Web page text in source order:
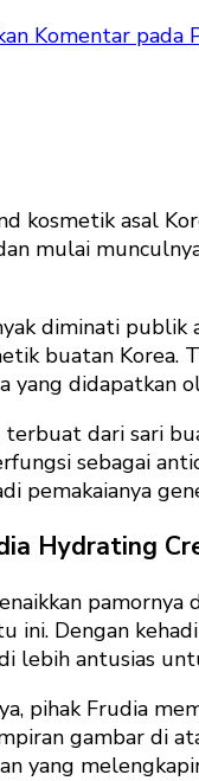
Komentar pada
kosmetik asal
mulai
diminati
buatan
yang didapatkan
dari sari
sebagai
pemakaianya
Hydrating
ini. Dengan
lebih antusias
pihak Frudia
gambar di
yang